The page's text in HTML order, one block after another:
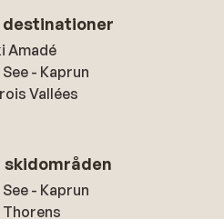
destinationer
Amadé
- Kaprun
Vallées
skidområden
- Kaprun
Thorens